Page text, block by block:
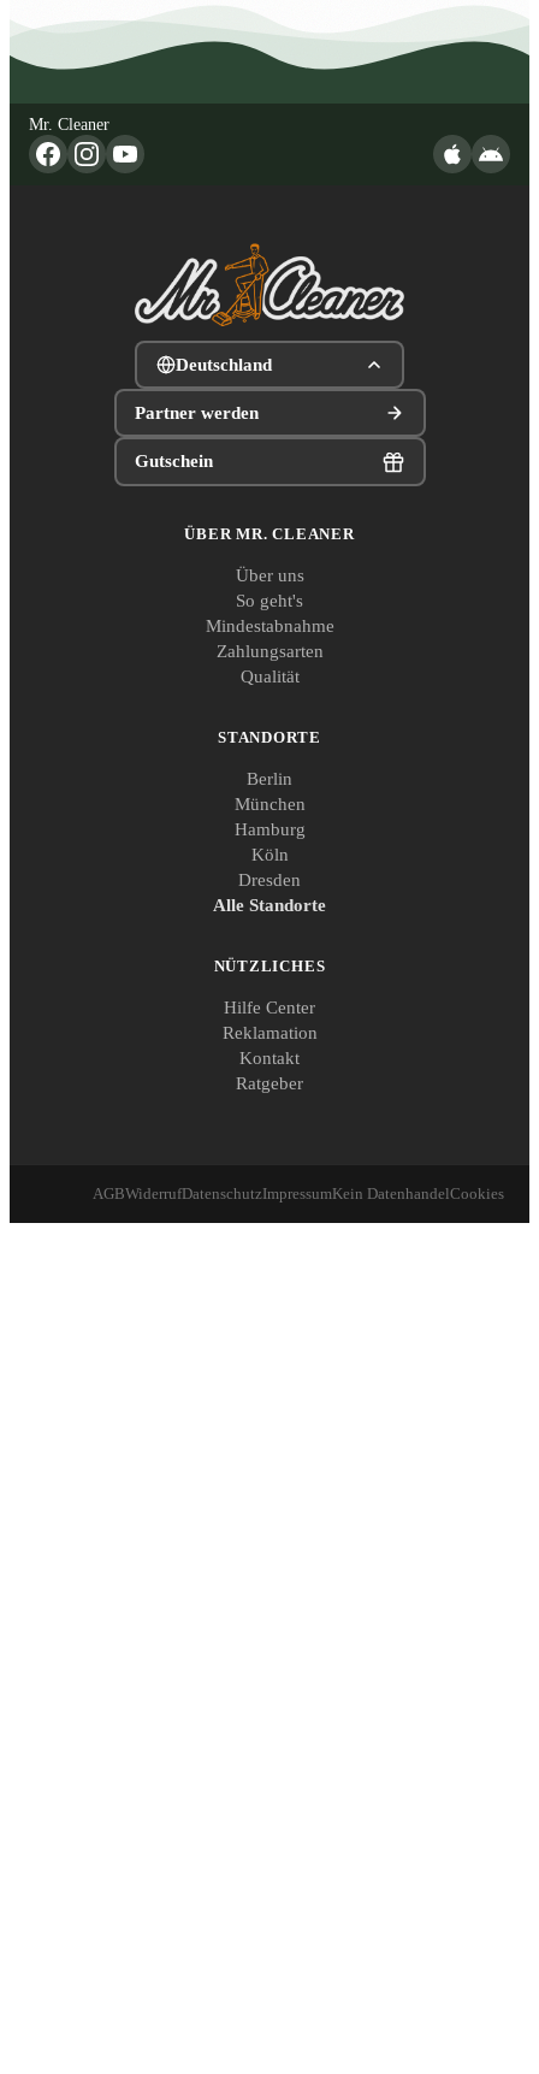
Mr. Cleaner
Deutschland
Partner werden
Gutschein
ÜBER MR. CLEANER
Über uns
So geht's
Mindestabnahme
Zahlungsarten
Qualität
STANDORTE
Berlin
München
Hamburg
Köln
Dresden
Alle Standorte
NÜTZLICHES
Hilfe Center
Reklamation
Kontakt
Ratgeber
AGBWiderrufDatenschutzImpressumKein DatenhandelCookies